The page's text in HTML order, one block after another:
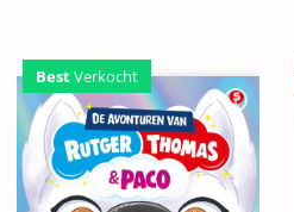
BestVerkocht